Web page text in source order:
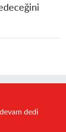
dedi